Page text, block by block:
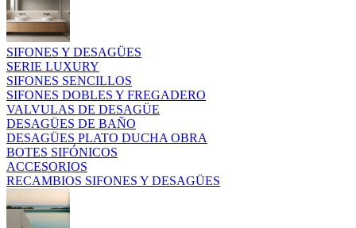
SIFONES Y DESAGÜES
SERIE LUXURY
SIFONES SENCILLOS
SIFONES DOBLES Y FREGADERO
VALVULAS DE DESAGÜE
DESAGÜES DE BAÑO
DESAGÜES PLATO DUCHA OBRA
BOTES SIFÓNICOS
ACCESORIOS
RECAMBIOS SIFONES Y DESAGÜES